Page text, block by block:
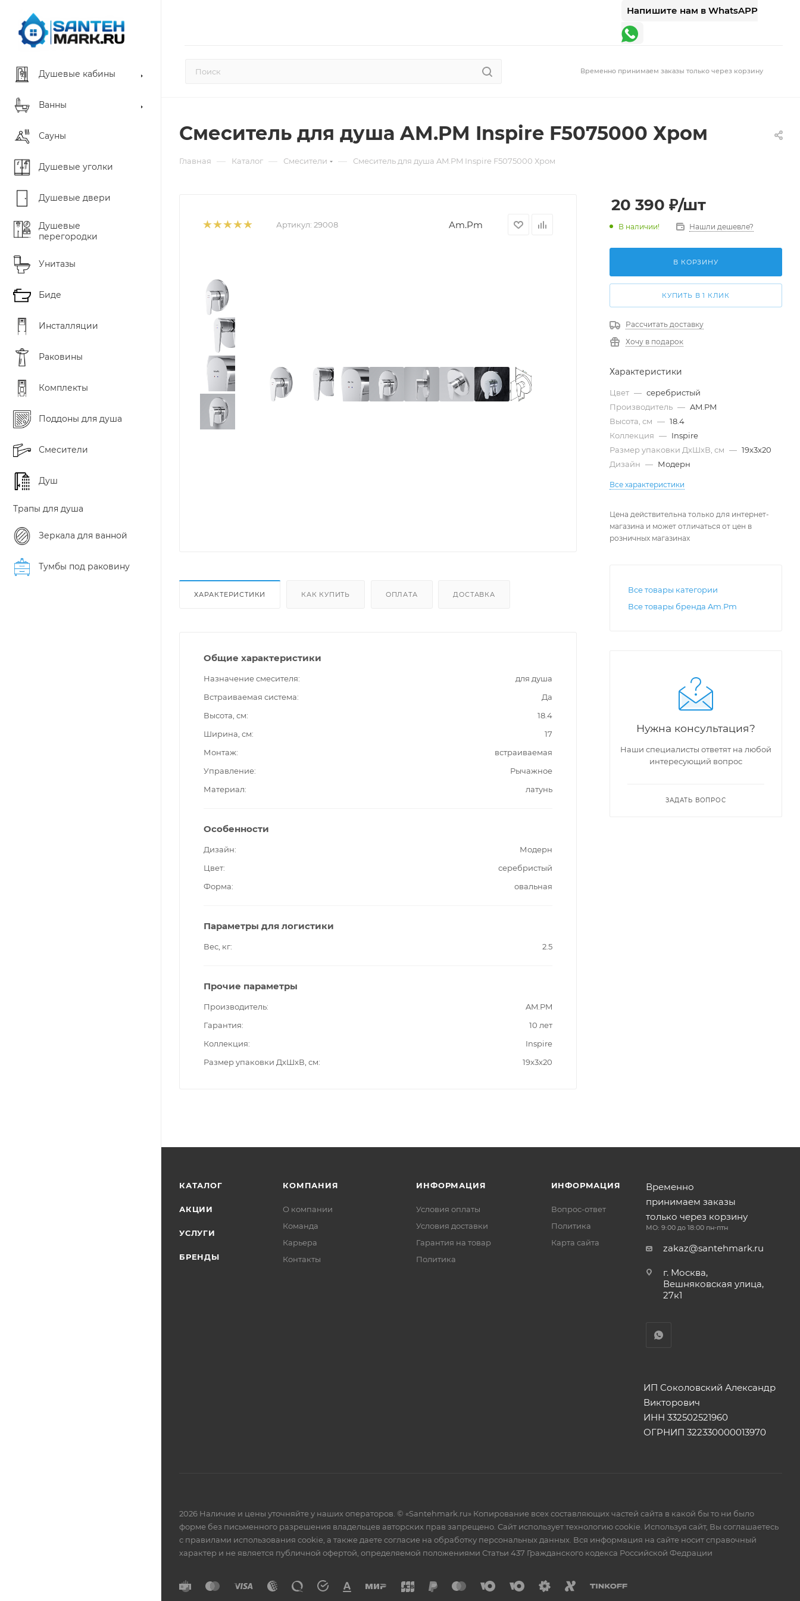
Напишите нам в WhatsAPP
Временно принимаем заказы только через корзину
Душевые кабины
Ванны
Сауны
Душевые уголки
Душевые двери
Душевые
перегородки
Унитазы
Биде
Инсталляции
Раковины
Комплекты
Поддоны для душа
Смесители
Душ
Трапы для душа
Зеркала для ванной
Тумбы под раковину
Смеситель для душа AM.PM Inspire F5075000 Хром
Главная — Каталог — Смесители — Смеситель для душа AM.PM Inspire F5075000 Хром
Артикул: 29008 Am.Pm
ХАРАКТЕРИСТИКИ КАК КУПИТЬ ОПЛАТА ДОСТАВКА
Общие характеристики
Назначение смесителя
для душа
Встраиваемая система
Да
Высота, см
18.4
Ширина, см
17
Монтаж
встраиваемая
Управление
Рычажное
Материал
латунь
Особенности
Дизайн
Модерн
Цвет
серебристый
Форма
овальная
Параметры для логистики
Вес, кг 2.5
Прочие параметры
Производитель
AM.PM
Гарантия
10 лет
Коллекция
Inspire
Размер упаковки ДxШxВ, см
19x3x20
20 390 ₽/шт
В наличии! Нашли дешевле?
В КОРЗИНУ
КУПИТЬ В 1 КЛИК
Рассчитать доставку
Хочу в подарок
Характеристики
Цвет — серебристый
Производитель — AM.PM
Высота, см — 18.4
Коллекция — Inspire
Размер упаковки ДxШxВ, см — 19x3x20
Дизайн — Модерн
Все характеристики
Цена действительна только для интернет-
магазина и может отличаться от цен в
розничных магазинах
Все товары категории
Все товары бренда Am.Pm
Нужна консультация?
Наши специалисты ответят на любой
интересующий вопрос
ЗАДАТЬ ВОПРОС
КАТАЛОГ
АКЦИИ
УСЛУГИ
БРЕНДЫ
КОМПАНИЯ
О компании
Команда
Карьера
Контакты
ИНФОРМАЦИЯ
Условия оплаты
Условия доставки
Гарантия на товар
Политика
ИНФОРМАЦИЯ
Вопрос-ответ
Политика
Карта сайта
Временно
принимаем заказы
только через корзину
МО: 9:00 до 18:00 пн-птн
zakaz@santehmark.ru
г. Москва,
Вешняковская улица,
27к1
ИП Соколовский Александр
Викторович
ИНН 332502521960
ОГРНИП 322330000013970
2026 Наличие и цены уточняйте у наших операторов. © «Santehmark.ru» Копирование всех составляющих частей сайта в какой бы то ни было
форме без письменного разрешения владельцев авторских прав запрещено. Сайт использует технологию cookie. Используя сайт, Вы соглашаетесь
с правилами использования cookie, а также даете согласие на обработку персональных данных. Вся информация на сайте носит справочный
характер и не является публичной офертой, определяемой положениями Статьи 437 Гражданского кодекса Российской Федрации